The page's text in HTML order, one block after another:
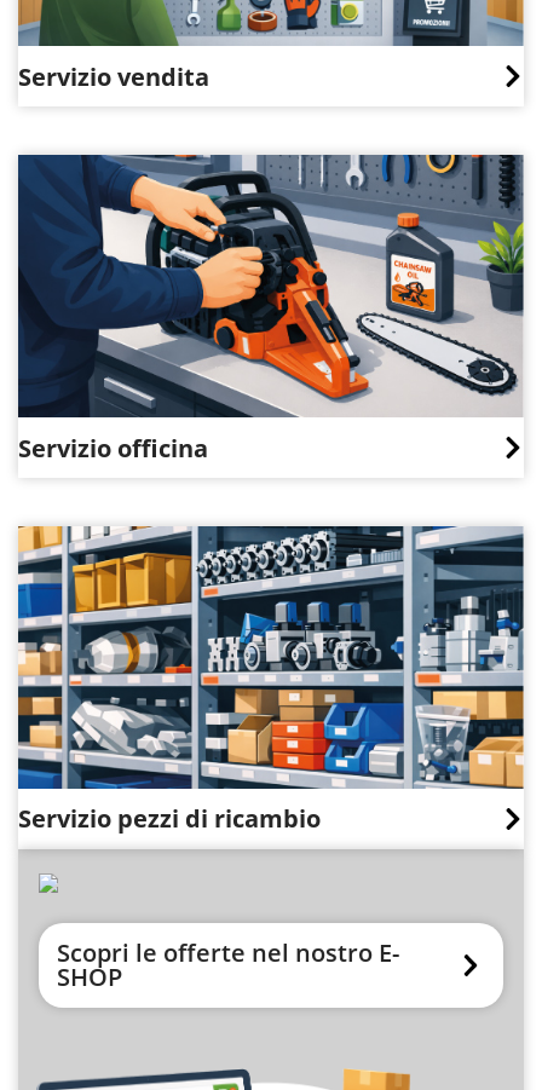
Servizio vendita
Servizio officina
Servizio pezzi di ricambio
Scopri le offerte nel nostro E-
SHOP